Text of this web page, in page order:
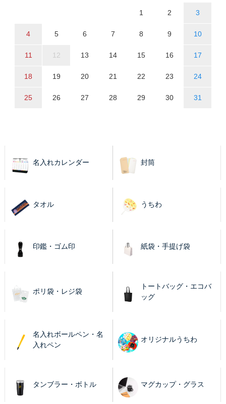
1 2 3
4 5 6 7 8 9 10
11 12 13 14 15 16 17
18 19 20 21 22 23 24
25 26 27 28 29 30 31
名入れカレンダー 封筒
タオル うちわ
印鑑・ゴム印 紙袋・手提げ袋
ポリ袋・レジ袋
トートバッグ・エコバ
ッグ
名入れボールペン・名
入れペン
オリジナルうちわ
タンブラー・ボトル マグカップ・グラス